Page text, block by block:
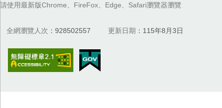
請使用最新版Chrome、FireFox、Edge、Safari瀏覽器瀏覽
全網瀏覽人次 928502557 更新日期 115年8月3日